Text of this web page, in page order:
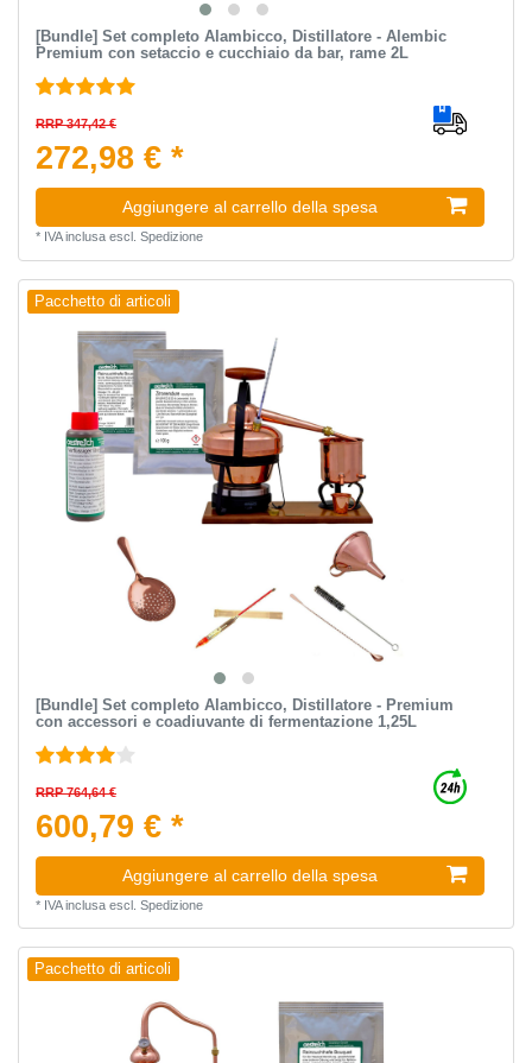
[Bundle] Set completo Alambicco, Distillatore - Alembic
Premium con setaccio e cucchiaio da bar, rame 2L
RRP 347,42 €
272,98 € *
Aggiungere al carrello della spesa
* IVA inclusaescl. Spedizione
Pacchetto di articoli
[Bundle] Set completo Alambicco, Distillatore - Premium
con accessori e coadiuvante di fermentazione 1,25L
RRP 764,64 €
600,79 € *
Aggiungere al carrello della spesa
* IVA inclusaescl. Spedizione
Pacchetto di articoli